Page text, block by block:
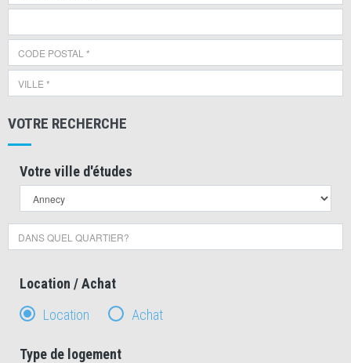
VOTRE RECHERCHE
Votre ville d'études
Location / Achat
Location
Achat
Type de logement